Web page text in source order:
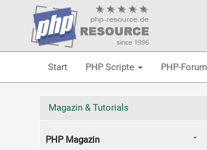
Start PHP Scripte PHP-Forum
Magazin & Tutorials
PHP Magazin